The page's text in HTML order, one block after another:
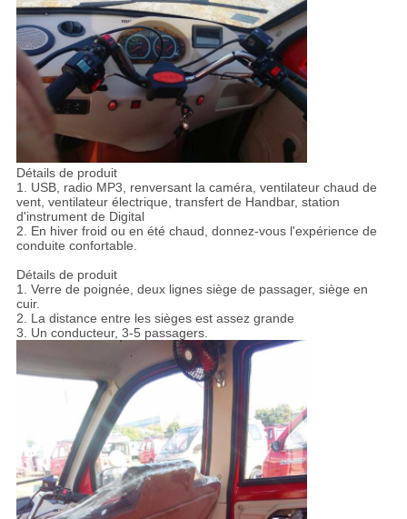
Détails de produit
1. USB, radio MP3, renversant la caméra, ventilateur chaud de
vent, ventilateur électrique, transfert de Handbar, station
d'instrument de Digital
2. En hiver froid ou en été chaud, donnez-vous l'expérience de
conduite confortable.
Détails de produit
1. Verre de poignée, deux lignes siège de passager, siège en
cuir.
2. La distance entre les sièges est assez grande
3. Un conducteur, 3-5 passagers.